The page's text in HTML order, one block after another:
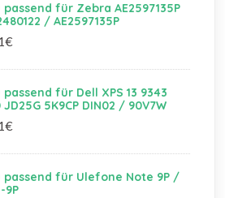
passend für Zebra AE2597135P
/ AE2597135P
passend für Dell XPS 13 9343
JD25G 5K9CP DIN02 / 90V7W
passend für Ulefone Note 9P /
9P